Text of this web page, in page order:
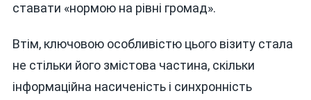
ставати «нормою на рівні громад».
Втім, ключовою особливістю цього візиту стала
не стільки його змістова частина, скільки
інформаційна насиченість і синхронність